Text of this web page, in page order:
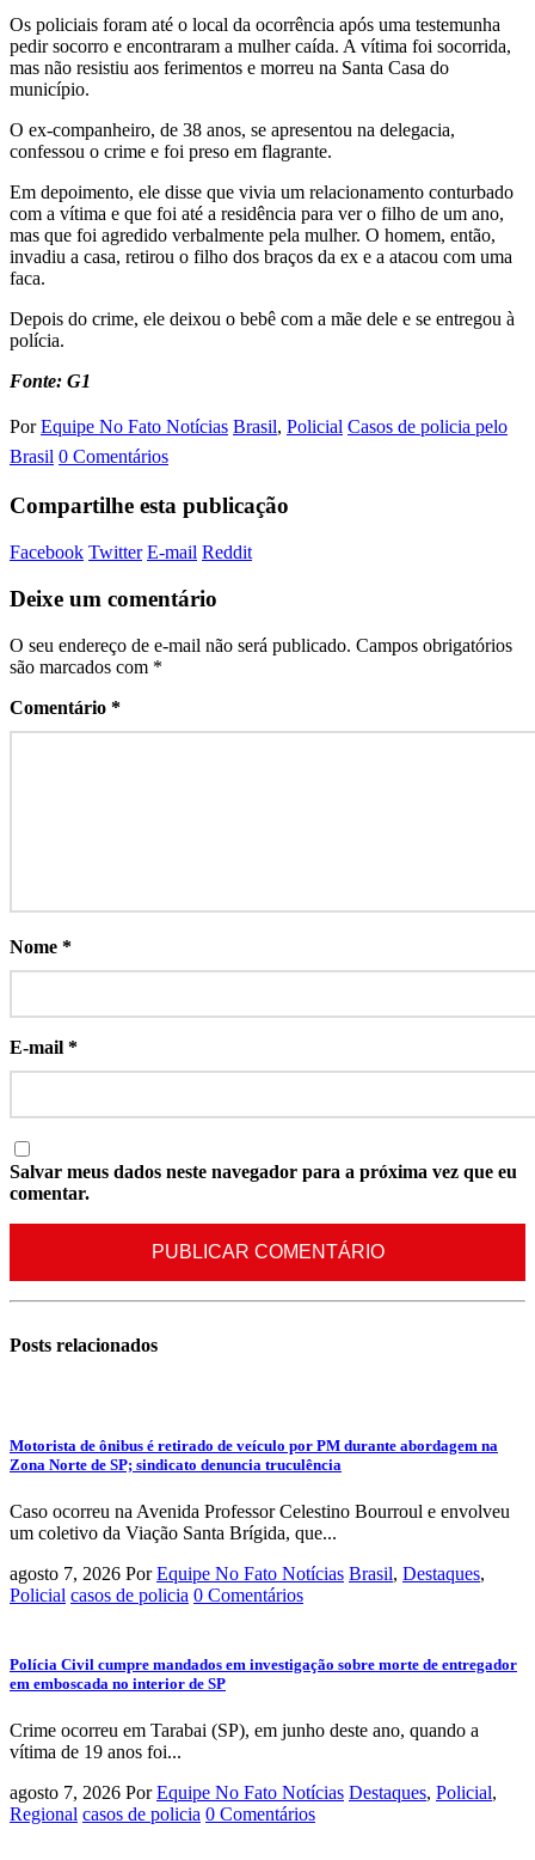
Os policiais foram até o local da ocorrência após uma testemunha
pedir socorro e encontraram a mulher caída. A vítima foi socorrida,
mas não resistiu aos ferimentos e morreu na Santa Casa do
município.
O ex-companheiro, de 38 anos, se apresentou na delegacia,
confessou o crime e foi preso em flagrante.
Em depoimento, ele disse que vivia um relacionamento conturbado
com a vítima e que foi até a residência para ver o filho de um ano,
mas que foi agredido verbalmente pela mulher. O homem, então,
invadiu a casa, retirou o filho dos braços da ex e a atacou com uma
faca.
Depois do crime, ele deixou o bebê com a mãe dele e se entregou à
polícia.
Fonte: G1
Por Equipe No Fato Notícias Brasil, Policial Casos de policia pelo
Brasil 0 Comentários
Compartilhe esta publicação
Facebook Twitter E-mail Reddit
Deixe um comentário
O seu endereço de e-mail não será publicado. Campos obrigatórios
são marcados com *
Comentário *
Nome *
E-mail *
Salvar meus dados neste navegador para a próxima vez que eu
comentar.
Posts relacionados
Motorista de ônibus é retirado de veículo por PM durante abordagem na
Zona Norte de SP; sindicato denuncia truculência
Caso ocorreu na Avenida Professor Celestino Bourroul e envolveu
um coletivo da Viação Santa Brígida, que...
agosto 7, 2026 Por Equipe No Fato Notícias Brasil, Destaques,
Policial casos de policia 0 Comentários
Polícia Civil cumpre mandados em investigação sobre morte de entregador
em emboscada no interior de SP
Crime ocorreu em Tarabai (SP), em junho deste ano, quando a
vítima de 19 anos foi...
agosto 7, 2026 Por Equipe No Fato Notícias Destaques, Policial,
Regional casos de policia 0 Comentários